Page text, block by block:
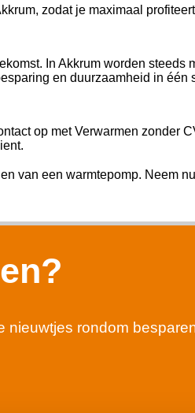
zodat je maximaal
In Akkrum worden steeds
en duurzaamheid in één
op met Verwarmen zonder
van een warmtepomp. Neem
nieuwtjes rondom